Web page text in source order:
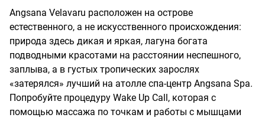
Angsana Velavaru расположен на острове
естественного, а не искусственного происхождения:
природа здесь дикая и яркая, лагуна богата
подводными красотами на расстоянии неспешного,
заплыва, а в густых тропических зарослях
«затерялся» лучший на атолле спа-центр Angsana Spa.
Попробуйте процедуру Wake Up Call, которая с
помощью массажа по точкам и работы с мышцами